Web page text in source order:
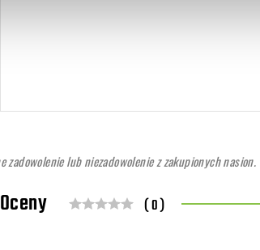
lub niezadowolenie z zakupionych
Oceny ( 0 )